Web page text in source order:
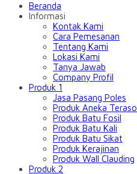
Beranda
Informasi
Kontak Kami
Cara Pemesanan
Tentang Kami
Lokasi Kami
Tanya Jawab
Company Profil
Produk 1
Jasa Pasang Poles
Produk Aneka Teraso
Produk Batu Fosil
Produk Batu Kali
Produk Batu Sikat
Produk Kerajinan
Produk Wall Clauding
Produk 2